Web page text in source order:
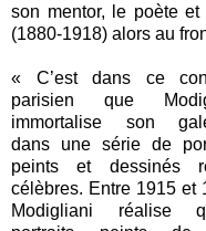
son mentor, le poète et
(1880-1918) alors au
« C’est dans ce
parisien que
immortalise son
dans une série de
peints et dessinés
célèbres. Entre 1915 et
Modigliani réalise